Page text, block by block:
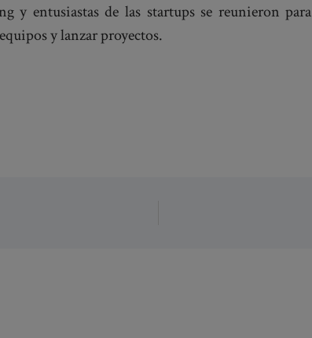
y entusiastas de las startups se reunieron para
y lanzar proyectos.